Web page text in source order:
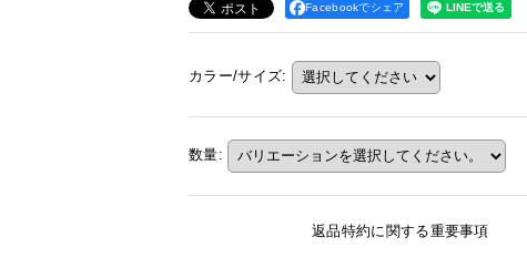
Facebookでシェア
カラー/サイズ:
数量:
返品特約に関する重要事項